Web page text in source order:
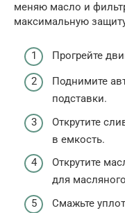
меняю масло и
максимальную
Прогрейте
Поднимите
подставки.
Открутите
в емкость.
Открутите
для
Смажьте